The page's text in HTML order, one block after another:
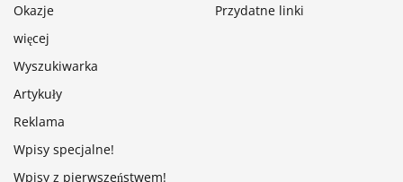
Okazje
więcej
Wyszukiwarka
Artykuły
Reklama
Wpisy specjalne!
Wpisy z pierwszeństwem!
Przydatne linki